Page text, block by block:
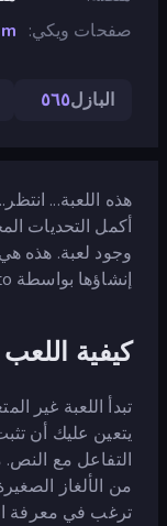
صفحات ويكي
البازل٥٦٥
هذه اللعبة...
أكمل التحديات
إنشاؤها بواسطة Kamizoto.
كيفية اللعب
تبدأ اللعبة غير
يتعين عليك أن
التفاعل مع
من الألغاز
ترغب في معرفة